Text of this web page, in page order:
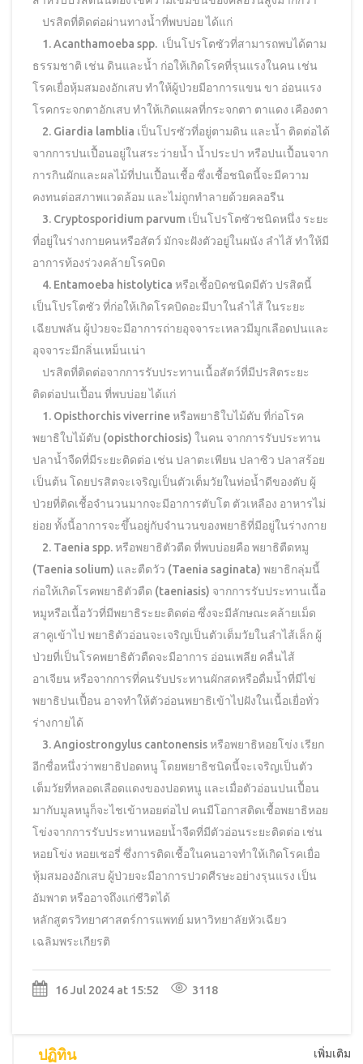
ปรสิตที่ติดต่อผ่านทางน้ำที่พบบ่อย ได้แก่
1. Acanthamoeba spp. เป็นโปรโตซัวที่สามารถพบได้ตาม
ธรรมชาติ เช่น ดินและน้ำ ก่อให้เกิดโรคที่รุนแรงในคน เช่น
โรคเยื่อหุ้มสมองอักเสบ ทำให้ผู้ป่วยมีอาการแขน ขา อ่อนแรง
โรคกระจกตาอักเสบ ทําให้เกิดแผลที่กระจกตา ตาแดง เคืองตา
2. Giardia lamblia เป็นโปรซัวที่อยู่ตามดิน และน้ำ ติดต่อได้
จากการปนเปื้อนอยู่ในสระว่ายน้ำ น้ำประปา หรือปนเปื้อนจาก
การกินผักและผลไม้ที่ปนเปื้อนเชื้อ ซึ่งเชื้อชนิดนี้จะมีความ
คงทนต่อสภาพแวดล้อม และไม่ถูกทำลายด้วยคลอรีน
3. Cryptosporidium parvum เป็นโปรโตซัวชนิดหนึ่ง ระยะ
ที่อยู่ในร่างกายคนหรือสัตว์ มักจะฝังตัวอยู่ในผนัง ลำไส้ ทำให้มี
อาการท้องร่วงคล้ายโรคบิด
4. Entamoeba histolytica หรือเชื้อบิดชนิดมีตัว ปรสิตนี้
เป็นโปรโตซัว ที่ก่อให้เกิดโรคบิดอะมีบาในลำไส้ ในระยะ
เฉียบพลัน ผู้ป่วยจะมีอาการถ่ายอุจจาระเหลวมีมูกเลือดปนและ
อุจจาระมีกลิ่นเหม็นเน่า
ปรสิตที่ติดต่อจากการรับประทานเนื้อสัตว์ที่มีปรสิตระยะ
ติดต่อปนเปื้อน ที่พบบ่อย ได้แก่
1. Opisthorchis viverrine หรือพยาธิใบไม้ตับ ที่ก่อโรค
พยาธิใบไม้ตับ (opisthorchiosis) ในคน จากการรับประทาน
ปลาน้ำจืดที่มีระยะติดต่อ เช่น ปลาตะเพียน ปลาซิว ปลาสร้อย
เป็นต้น โดยปรสิตจะเจริญเป็นตัวเต็มวัยในท่อน้ำดีของตับ ผู้
ป่วยที่ติดเชื้อจำนวนมากจะมีอาการตับโต ตัวเหลือง อาหารไม่
ย่อย ทั้งนี้อาการจะขึ้นอยู่กับจำนวนของพยาธิที่มีอยู่ในร่างกาย
2. Taenia spp. หรือพยาธิตัวตืด ที่พบบ่อยคือ พยาธิตืดหมู
(Taenia solium) และตืดวัว (Taenia saginata) พยาธิกลุ่มนี้
ก่อให้เกิดโรคพยาธิตัวตืด (taeniasis) จากการรับประทานเนื้อ
หมูหรือเนื้อวัวที่มีพยาธิระยะติดต่อ ซึ่งจะมีลักษณะคล้ายเม็ด
สาคูเข้าไป พยาธิตัวอ่อนจะเจริญเป็นตัวเต็มวัยในลำไส้เล็ก ผู้
ป่วยที่เป็นโรคพยาธิตัวตืดจะมีอาการ อ่อนเพลีย คลื่นไส้
อาเจียน หรือจากการที่คนรับประทานผักสดหรือดื่มน้ำที่มีไข่
พยาธิปนเปื้อน อาจทำให้ตัวอ่อนพยาธิเข้าไปฝังในเนื้อเยื่อทั่ว
ร่างกายได้
3. Angiostrongylus cantonensis หรือพยาธิหอยโข่ง เรียก
อีกชื่อหนึ่งว่าพยาธิปอดหนู โดยพยาธิชนิดนี้จะเจริญเป็นตัว
เต็มวัยที่หลอดเลือดแดงของปอดหนู และเมื่อตัวอ่อนปนเปื้อน
มากับมูลหนูก็จะไชเข้าหอยต่อไป คนมีโอกาสติดเชื้อพยาธิหอย
โข่งจากการรับประทานหอยน้ำจืดที่มีตัวอ่อนระยะติดต่อ เช่น
หอยโข่ง หอยเชอรี่ ซึ่งการติดเชื้อในคนอาจทำให้เกิดโรคเยื่อ
หุ้มสมองอักเสบ ผู้ป่วยจะมีอาการปวดศีรษะอย่างรุนแรง เป็น
อัมพาต หรืออาจถึงแก่ชีวิตได้
หลักสูตรวิทยาศาสตร์การแพทย์ มหาวิทยาลัยหัวเฉียว
เฉลิมพระเกียรติ
16 Jul 2024 at 15:52 3118
ปฏิทิน เพิ่มเติม